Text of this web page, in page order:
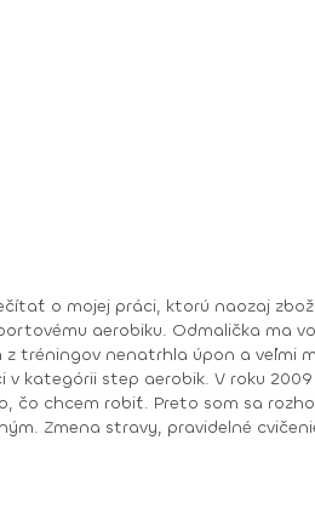
aerobiku. Odmalička ma
z tréningov nenatrhla úpon a
zumby a úplne ma to pohltilo. Vedela som,
chcem robiť. Preto som sa
Zmena stravy, pravidelné